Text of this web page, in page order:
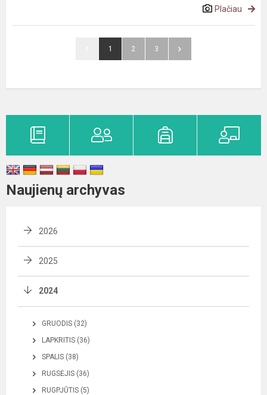
Plačiau
1 2 3
Naujienų archyvas
2026
2025
2024
GRUODIS (32)
LAPKRITIS (36)
SPALIS (38)
RUGSĖJIS (36)
RUGPJŪTIS (5)